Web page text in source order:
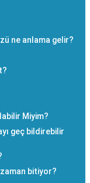
ne anlama gelir?
Miyim?
geç bildirebilir
bitiyor?